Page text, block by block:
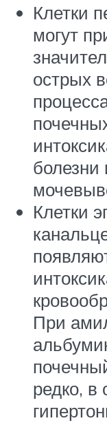
Клетки
могут
острых
болезни
Клетки
При
редко, в